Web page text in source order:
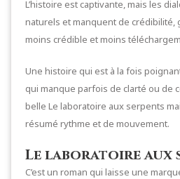
L’histoire est captivante, mais les
naturels et manquent de crédibilité,
moins crédible et moins
Une histoire qui est à la fois
qui manque parfois de clarté ou de
belle Le laboratoire aux serpents
résumé rythme et de mouvement.
Le laboratoire aux
C’est un roman qui laisse une